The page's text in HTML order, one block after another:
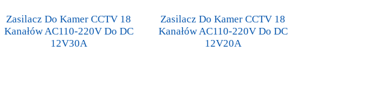
Zasilacz Do Kamer CCTV 18
Kanałów AC110-220V Do DC
12V30A
Zasilacz Do Kamer CCTV 18
Kanałów AC110-220V Do DC
12V20A